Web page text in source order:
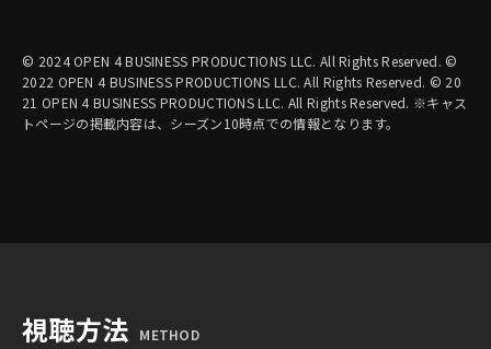
© 2024 OPEN 4 BUSINESS PRODUCTIONS LLC. All Rights Reserved. ©
2022 OPEN 4 BUSINESS PRODUCTIONS LLC. All Rights Reserved. © 20
21 OPEN 4 BUSINESS PRODUCTIONS LLC. All Rights Reserved. ※キャス
トページの掲載内容は、シーズン10時点での情報となります。
視聴方法 METHOD